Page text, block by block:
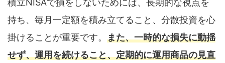
積立NISAで損をしないためには、長期的な視点を
持ち、毎月一定額を積み立てること、分散投資を心
掛けることが重要です。 また、一時的な損失に動揺
せず、運用を続けること、定期的に運用商品の見直